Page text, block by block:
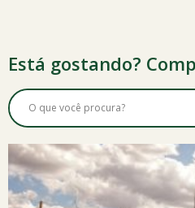
Está gostando?